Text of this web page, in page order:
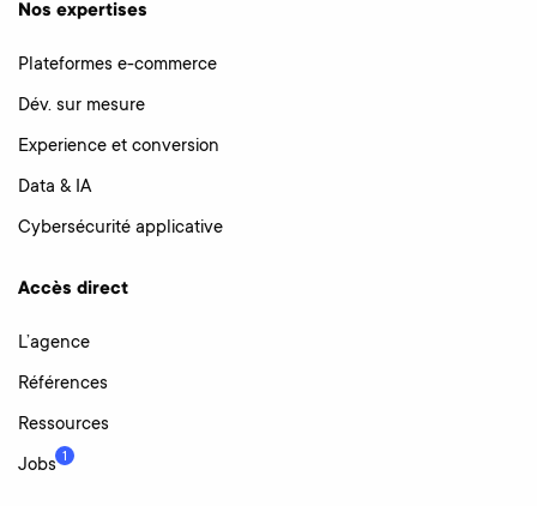
Nos expertises
Plateformes e-commerce
Dév. sur mesure
Experience et conversion
Data & IA
Cybersécurité applicative
Accès direct
L’agence
Références
Ressources
Jobs 1